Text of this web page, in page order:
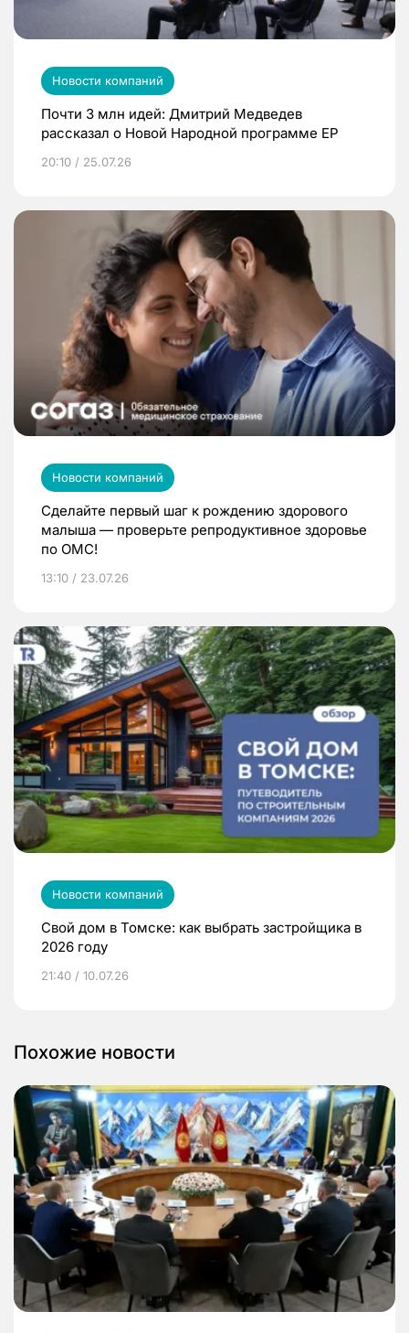
Новости компаний
Почти 3 млн идей: Дмитрий Медведев
рассказал о Новой Народной программе ЕР
20:10 / 25.07.26
Новости компаний
Сделайте первый шаг к рождению здорового
малыша — проверьте репродуктивное здоровье
по ОМС!
13:10 / 23.07.26
Новости компаний
Свой дом в Томске: как выбрать застройщика в
2026 году
21:40 / 10.07.26
Похожие новости